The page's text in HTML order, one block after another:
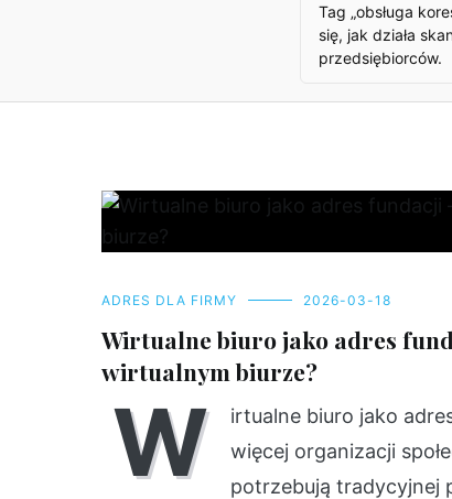
Tag „obsługa
się, jak działa
przedsiębiorców.
ADRES DLA FIRMY 2026-03-18
Wirtualne biuro jako adres
wirtualnym biurze?
W
irtualne biuro jako
więcej organizacji
potrzebują tradycyjnej